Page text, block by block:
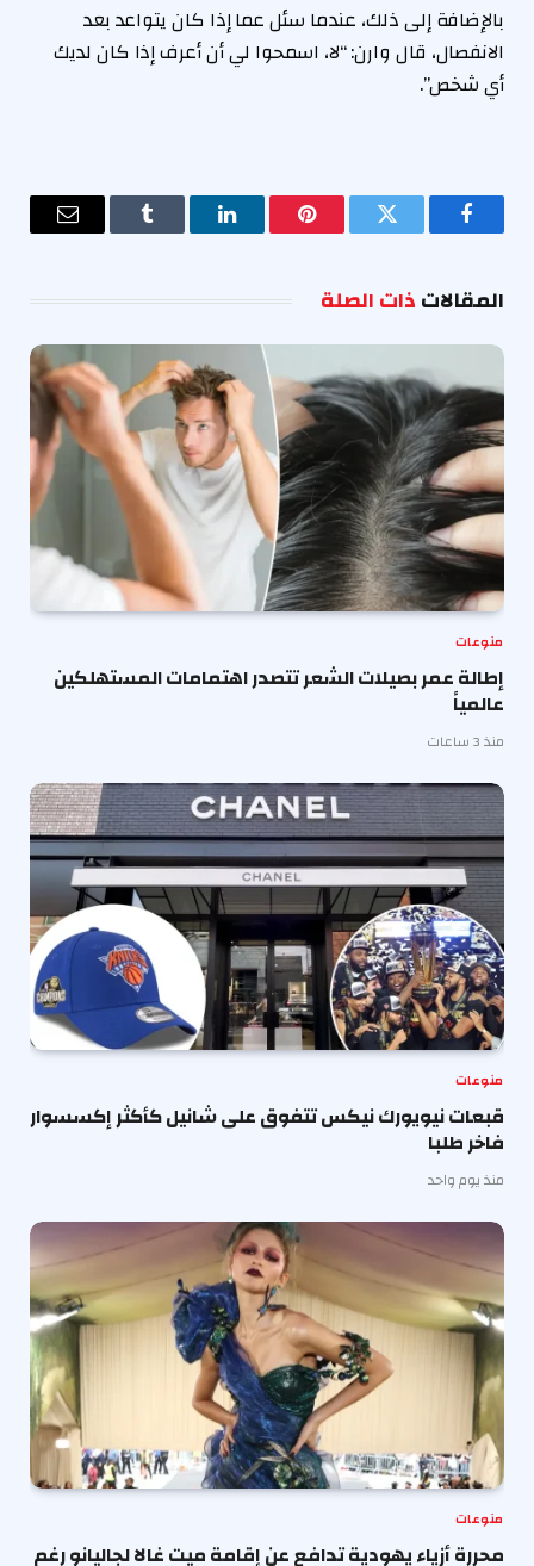
بالإضافة إلى ذلك، عندما سئل عما إذا كان يتواعد بعد
الانفصال، قال وارن: “لا، اسمحوا لي أن أعرف إذا كان لديك
أي شخص”.
فيسبوك تويتر بينتيريستلينكدإن Tumblr
البريد
المقالاتذات الصلة
منوعات
إطالة عمر بصيلات الشعر تتصدر اهتمامات المستهلكين
عالمياً
منذ 3 ساعات
منوعات
قبعات نيويورك نيكس تتفوق على شانيل كأكثر إكسسوار
فاخر طلبا
منذ يوم واحد
منوعات
محررة أزياء يهودية تدافع عن إقامة ميت غالا لجاليانو رغم